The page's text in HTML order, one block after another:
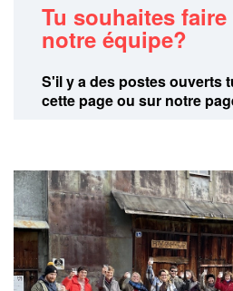
Tu souhaites
notre équipe?
S'il y a des postes ouverts
cette page ou sur notre